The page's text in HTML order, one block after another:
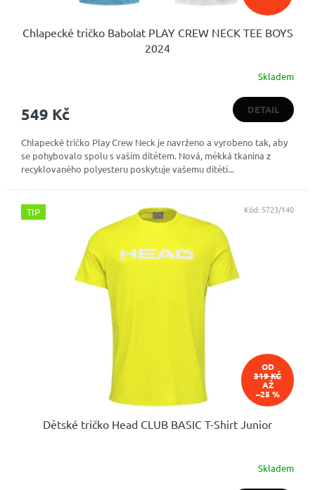
Chlapecké tričko Babolat PLAY CREW NECK TEE BOYS
2024
Skladem
549 Kč DETAIL
Chlapecké tričko Play Crew Neck je navrženo a vyrobeno tak, aby
se pohybovalo spolu s vaším dítětem. Nová, měkká tkanina z
recyklovaného polyesteru poskytuje vašemu dítěti...
TIP
OD
319 KČ
AŽ
–25 %
Dětské tričko Head CLUB BASIC T-Shirt Junior
Skladem
Kód: 5723/140